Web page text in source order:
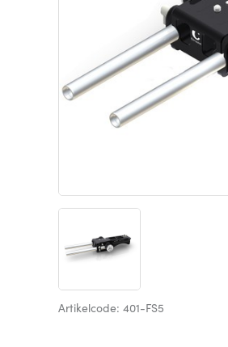
Artikelcode: 401-FS5